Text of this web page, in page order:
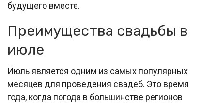
будущего вместе.
Преимущества свадьбы в
июле
Июль является одним из самых популярных
месяцев для проведения свадеб. Это время
года, когда погода в большинстве регионов